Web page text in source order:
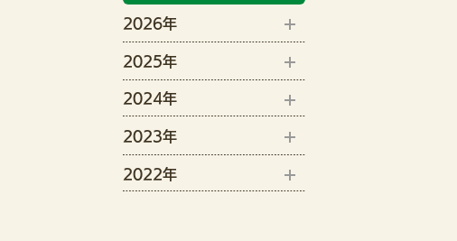
2026年
8月(1)
6月(2)
5月(3)
4月(3)
2025年
12月(1)
11月(1)
10月(2)
2024年
9月(1)
8月(4)
2023年
12月(15)
2022年